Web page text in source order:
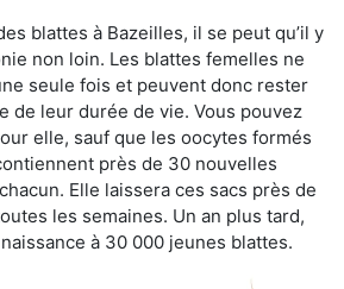
blattes à Bazeilles, il se peut qu’il y
non loin. Les blattes femelles ne
seule fois et peuvent donc rester
de leur durée de vie. Vous pouvez
elle, sauf que les oocytes formés
près de 30 nouvelles
Elle laissera ces sacs près de
les semaines. Un an plus tard,
à 30 000 jeunes blattes.